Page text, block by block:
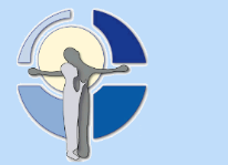
Zum Inhalt springen